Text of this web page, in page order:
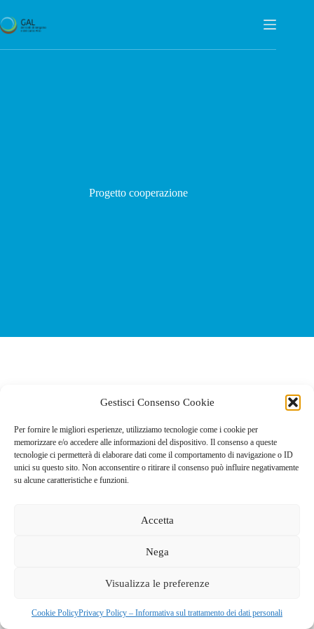
Gestisci Consenso Cookie
Per fornire le migliori esperienze, utilizziamo tecnologie come i cookie per
memorizzare e/o accedere alle informazioni del dispositivo. Il consenso a queste
tecnologie ci permetterà di elaborare dati come il comportamento di navigazione o ID
unici su questo sito. Non acconsentire o ritirare il consenso può influire negativamente
su alcune caratteristiche e funzioni.
Accetta
Nega
Visualizza le preferenze
Cookie PolicyPrivacy Policy – Informativa sul trattamento dei dati personali
al
contenuto
Progetto cooperazione
Via Valmarina, 25 – 24123Bergamo| C.F. 04240740169 –
Copyright © 2026 - Tema WordPress sviluppato daCreative
Themes